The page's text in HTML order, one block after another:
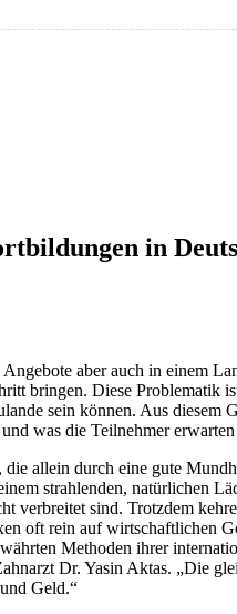
in
aber auch in einem
bringen. Diese
sein können. Aus diesem
was die Teilnehmer
allein durch eine gute
strahlenden, natürlichen
sind. Trotzdem
oft rein auf wirtschaftlichen
Methoden ihrer
Dr. Yasin Aktas. „Die
Geld.“